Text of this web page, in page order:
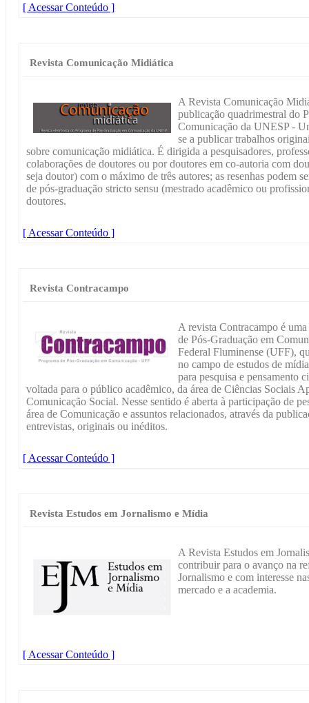
[ Acessar Conteúdo ]
Revista Comunicação Midiática
A Revista Comunicação
publicação quadrimestral do
Comunicação da UNESP -
se a publicar trabalhos
sobre comunicação midiática. É dirigida a pesquisadores,
colaborações de doutores ou por doutores em co-autoria com
seja doutor) com o máximo de três autores; as resenhas podem
de pós-graduação stricto sensu (mestrado acadêmico ou
doutores.
[ Acessar Conteúdo ]
Revista Contracampo
A revista Contracampo é
de Pós-Graduação em
Federal Fluminense (UFF),
no campo de estudos de
para pesquisa e pensamento
voltada para o público acadêmico, da área de Ciências Sociais
Comunicação Social. Nesse sentido é aberta à participação de
área de Comunicação e assuntos relacionados, através da
entrevistas, originais ou inéditos.
[ Acessar Conteúdo ]
Revista Estudos em Jornalismo e Mídia
A Revista Estudos em
contribuir para o avanço na
Jornalismo e com interesse
mercado e a academia.
[ Acessar Conteúdo ]